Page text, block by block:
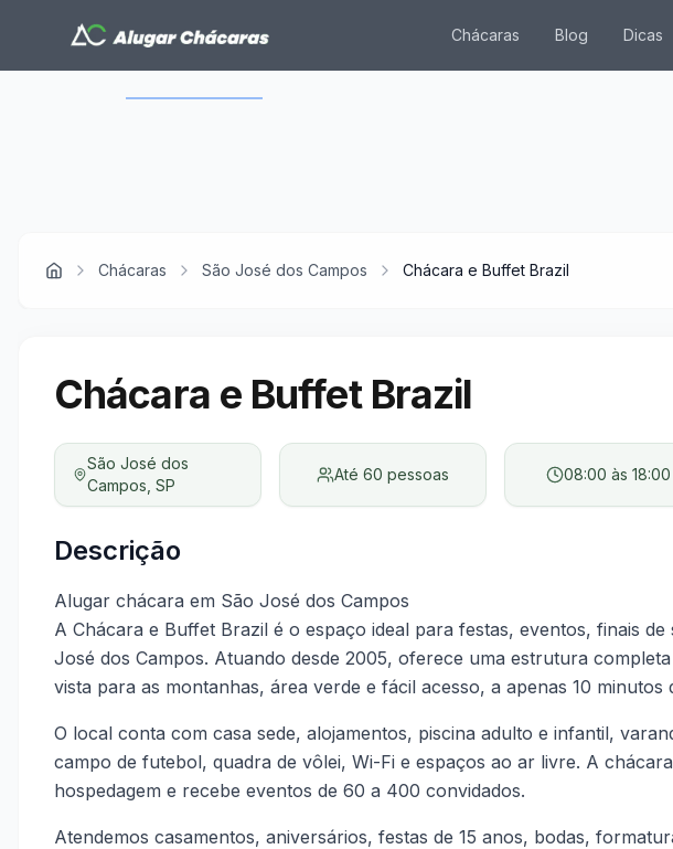
Chácaras Blog Dicas
Use as setas para navegar entre as imagens da chácara.
Chácaras São José dos Campos Chácara e Buffet Brazil
Chácara e Buffet Brazil
São José dos
Campos SP
Até60 pessoas 08:00 às 18:00
Descrição
Alugar chácara em São José dos Campos
A Chácara e Buffet Brazil é o espaço ideal para festas, eventos, finais de
José dos Campos. Atuando desde 2005, oferece uma estrutura
vista para as montanhas, área verde e fácil acesso, a apenas 10 minutos
O local conta com casa sede, alojamentos, piscina adulto e infantil,
campo de futebol, quadra de vôlei, Wi-Fi e espaços ao ar livre. A
hospedagem e recebe eventos de 60 a 400 convidados.
Atendemos casamentos, aniversários, festas de 15 anos, bodas,